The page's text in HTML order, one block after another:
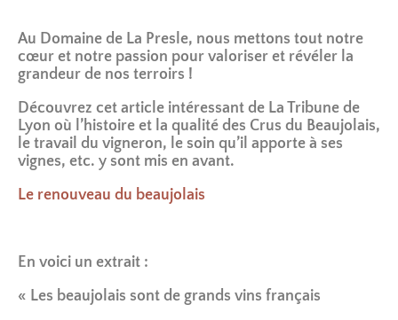
Au Domaine de La Presle, nous mettons tout notre
cœur et notre passion pour valoriser et révéler la
grandeur de nos terroirs !
Découvrez cet article intéressant de La Tribune de
Lyon où l’histoire et la qualité des Crus du Beaujolais,
le travail du vigneron, le soin qu’il apporte à ses
vignes, etc. y sont mis en avant.
Le renouveau du beaujolais
En voici un extrait :
« Les beaujolais sont de grands vins français